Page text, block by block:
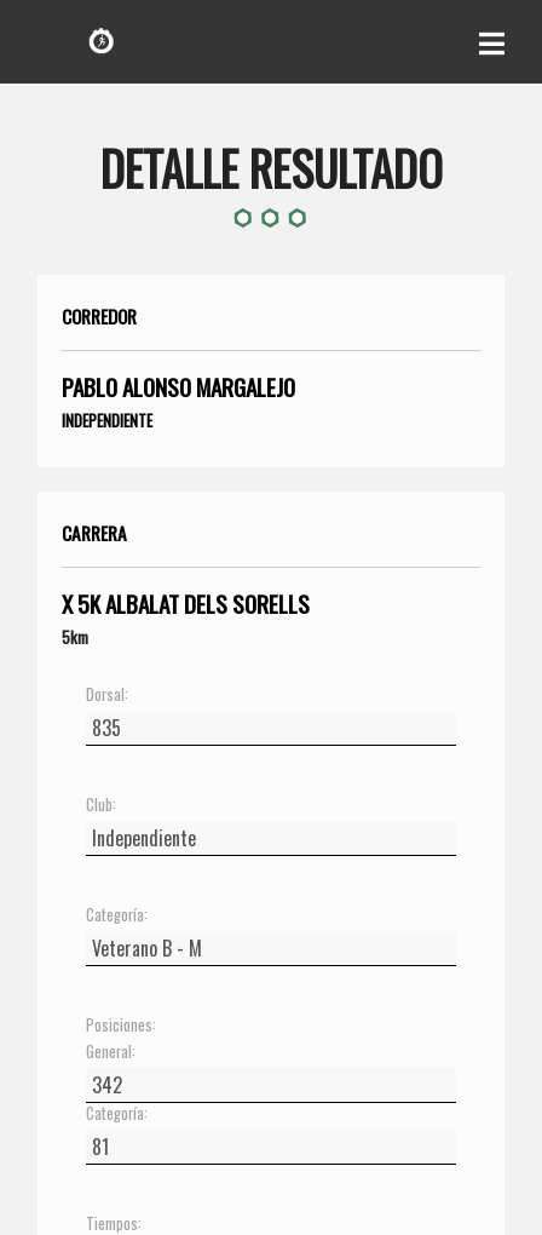
DETALLE RESULTADO
CORREDOR
PABLO ALONSO MARGALEJO
INDEPENDIENTE
CARRERA
X 5K ALBALAT DELS SORELLS
5km
Dorsal:
Club:
Categoría:
Posiciones:
General:
Categoría:
Tiempos: